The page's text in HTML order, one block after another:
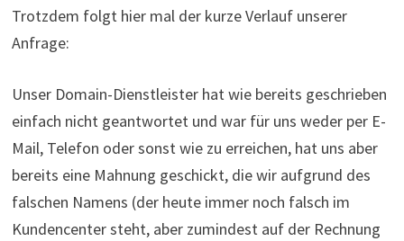
Trotzdem folgt hier mal der kurze Verlauf unserer
Anfrage:
Unser Domain-Dienstleister hat wie bereits geschrieben
einfach nicht geantwortet und war für uns weder per E-
Mail, Telefon oder sonst wie zu erreichen, hat uns aber
bereits eine Mahnung geschickt, die wir aufgrund des
falschen Namens (der heute immer noch falsch im
Kundencenter steht, aber zumindest auf der Rechnung